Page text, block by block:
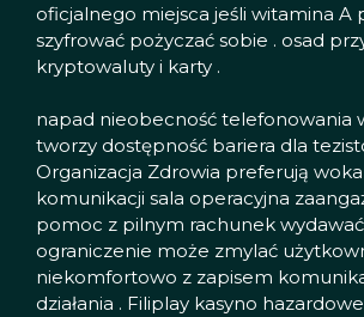
oficjalnego miejsca jeśli witamina A
szyfrować pożyczać sobie . osad
kryptowaluty i karty .
napad nieobecność telefonowania
tworzy dostępność bariera dla
Organizacja Zdrowia preferują
komunikacji sala operacyjna
pomoc z pilnym rachunek wydawać
ograniczenie może zmylać
niekomfortowo z zapisem
działania . Filiplay kasyno